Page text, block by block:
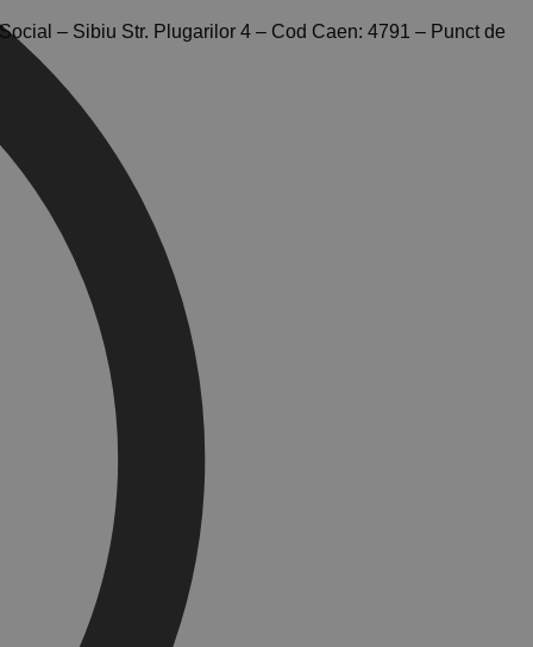
– Sibiu Str. Plugarilor 4 – Cod Caen: 4791 – Punct de